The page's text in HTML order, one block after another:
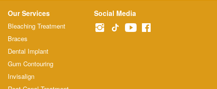
Our Services
Bleaching Treatment
Braces
Dental Implant
Gum Contouring
Invisalign
Social Media